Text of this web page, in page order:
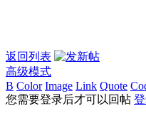
返回列表
高级模式
B Color Image Link Quote
您需要登录后才可以回帖